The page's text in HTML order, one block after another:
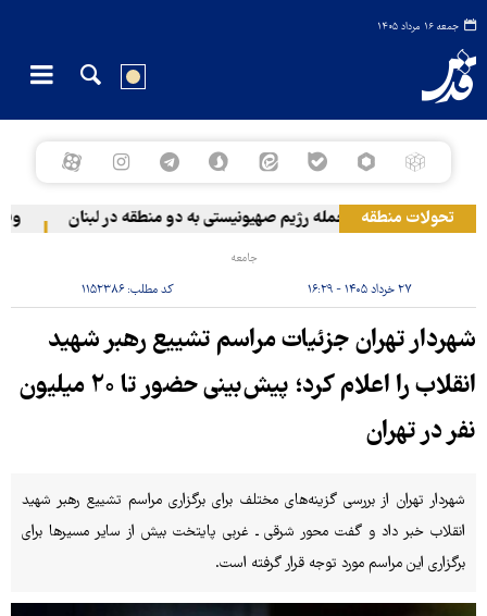
جمعه ۱۶ مرداد ۱۴۰۵
تحولات منطقه حمله رژیم صهیونیستی به دو منطقه در لبنان
جامعه
۲۷ خرداد ۱۴۰۵ - ۱۶:۲۹ کد مطلب:۱۱۵۲۳۸۶
شهردار تهران جزئیات مراسم تشییع رهبر شهید
انقلاب را اعلام کرد؛ پیش‌بینی حضور تا ۲۰ میلیون
نفر در تهران
شهردار تهران از بررسی گزینه‌های مختلف برای برگزاری مراسم تشییع رهبر شهید
انقلاب خبر داد و گفت محور شرقی ـ غربی پایتخت بیش از سایر مسیرها برای
برگزاری این مراسم مورد توجه قرار گرفته است.